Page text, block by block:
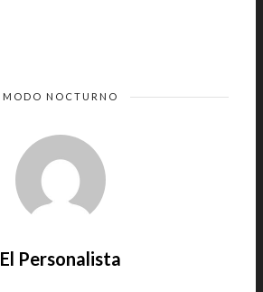
MODO NOCTURNO
El Personalista